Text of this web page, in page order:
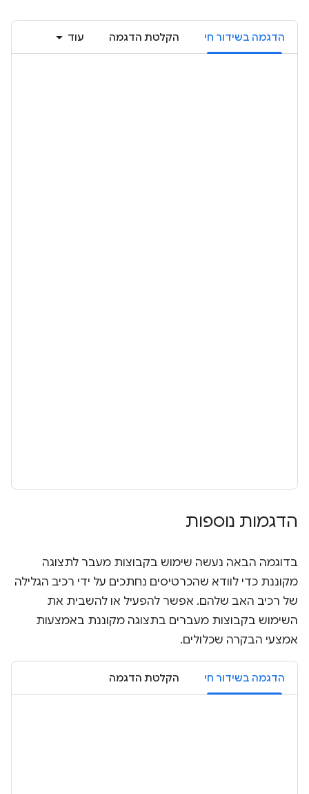
הדגמה בשידור חי הקלטת הדגמה עוד
הדגמות נוספות
בדוגמה הבאה נעשה שימוש בקבוצות מעבר לתצוגה
מקוננת כדי לוודא שהכרטיסים נחתכים על ידי רכיב הגלילה
של רכיב האב שלהם. אפשר להפעיל או להשבית את
השימוש בקבוצות מעברים בתצוגה מקוננת באמצעות
אמצעי הבקרה שכלולים.
הדגמה בשידור חי הקלטת הדגמה